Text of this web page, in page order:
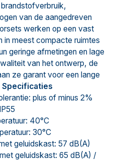
van de aangedreven
werken op een vast
in meest compacte ruimtes
geringe afmetingen en lage
van het ontwerp, de
ze garant voor een lange
Specificaties
plus of minus 2%
40°C
30°C
geluidskast: 57 dB(A)
geluidskast: 65 dB(A) /